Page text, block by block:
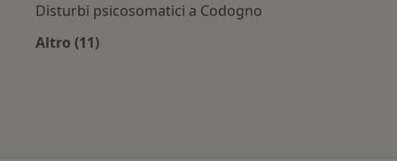
Disturbi psicosomatici a Codogno
Altro (11)